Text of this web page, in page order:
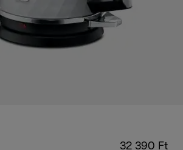
32 390 Ft